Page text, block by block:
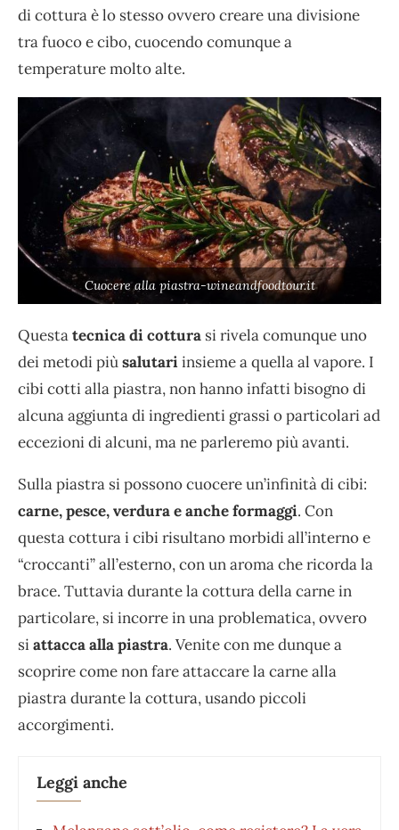
di cottura è lo stesso ovvero creare una divisione
tra fuoco e cibo, cuocendo comunque a
temperature molto alte.
Cuocere alla piastra-wineandfoodtour.it
Questatecnica di cottura si rivela comunque uno
dei metodi piùsalutariinsieme a quella al vapore. I
cibi cotti alla piastra, non hanno infatti bisogno di
alcuna aggiunta di ingredienti grassi o particolari ad
eccezioni di alcuni, ma ne parleremo più avanti.
Sulla piastra si possono cuocere un’infinità di cibi:
carne, pesce, verdura e anche formaggi. Con
questa cottura i cibi risultano morbidi all’interno e
“croccanti” all’esterno, con un aroma che ricorda la
brace. Tuttavia durante la cottura della carne in
particolare, si incorre in una problematica, ovvero
siattacca alla piastra. Venite con me dunque a
scoprire come non fare attaccare la carne alla
piastra durante la cottura, usando piccoli
accorgimenti.
Leggi anche